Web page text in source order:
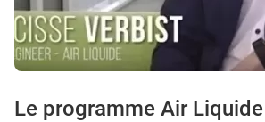
Le programme Air